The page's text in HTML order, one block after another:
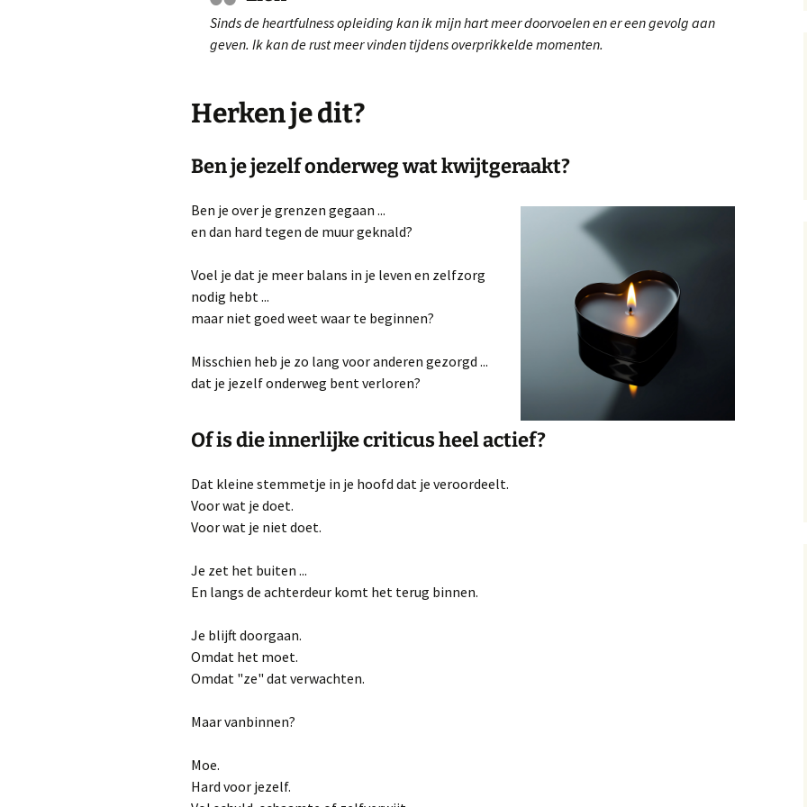
Mindfulness
Relaxatie: leer omgaan
Zachte yoga
Yoga bij kanker
Keuzewijzer
Privacybeleid en
voorwaarden
Sinds de heartfulness opleiding kan ik mijn hart meer doorvoelen en er een gevolg aan
geven. Ik kan de rust meer vinden tijdens overprikkelde momenten.
Herken je dit?
Ben je jezelf onderweg wat kwijtgeraakt?
Ben je over je grenzen gegaan ...
en dan hard tegen de muur geknald?
Voel je dat je meer balans in je leven en zelfzorg
nodig hebt ...
maar niet goed weet waar te beginnen?
Misschien heb je zo lang voor anderen gezorgd ...
dat je jezelf onderweg bent verloren?
Of is die innerlijke criticus heel actief?
Dat kleine stemmetje in je hoofd dat je veroordeelt.
Voor wat je doet.
Voor wat je niet doet.
Je zet het buiten ...
En langs de achterdeur komt het terug binnen.
Je blijft doorgaan.
Omdat het moet.
Omdat "ze" dat verwachten.
Maar vanbinnen?
Moe.
Hard voor jezelf.